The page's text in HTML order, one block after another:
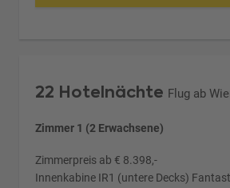
22 Hotelnächte Flug ab
Zimmer 1 (2 Erwachsene)
Zimmerpreis ab € 8.398,-
Innenkabine IR1 (untere Decks)